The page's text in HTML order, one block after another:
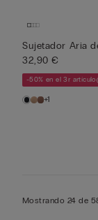
Sujetador Aria
32,90 €
-50% en el 3r artículo
+1
Mostrando 24 de